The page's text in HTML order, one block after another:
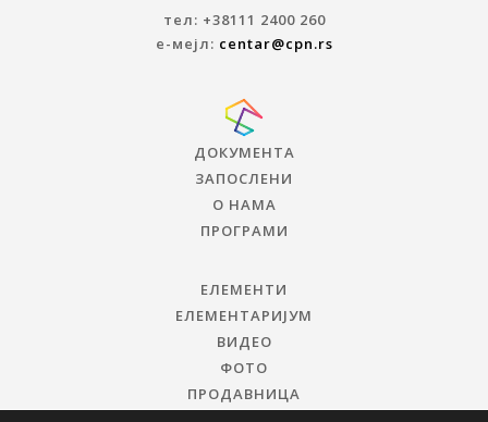
тел: +38111 2400 260
е-мејл: centar@cpn.rs
ДОКУМЕНТА
ЗАПОСЛЕНИ
О НАМА
ПРОГРАМИ
ЕЛЕМЕНТИ
ЕЛЕМЕНТАРИЈУМ
ВИДЕО
ФОТО
ПРОДАВНИЦА